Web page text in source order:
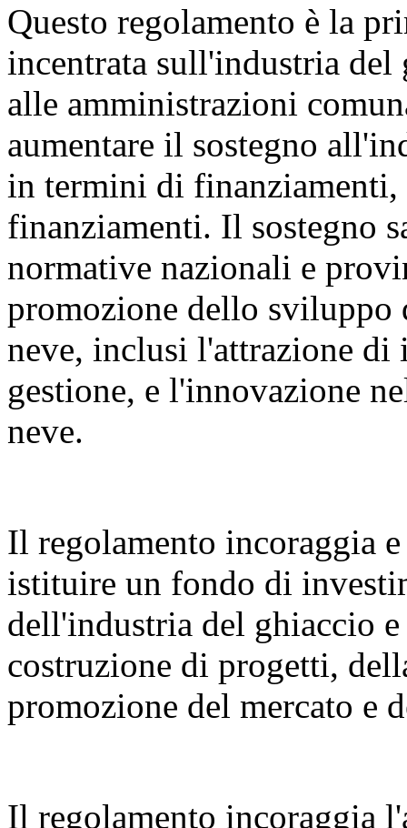
Questo regolamento è la
incentrata sull'industria del
alle amministrazioni
aumentare il sostegno
in termini di finanziamenti,
finanziamenti. Il sostegno
normative nazionali e
promozione dello sviluppo
neve, inclusi l'attrazione di
gestione, e l'innovazione
neve.
Il regolamento incoraggia
istituire un fondo di
dell'industria del ghiaccio
costruzione di progetti,
promozione del mercato e
Il regolamento incoraggia